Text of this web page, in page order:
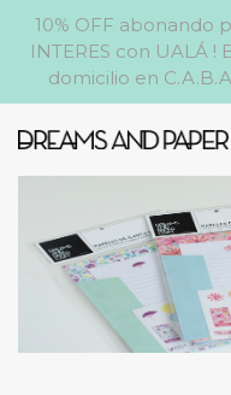
10% OFF abonando
INTERES con UALÁ !
domicilio en